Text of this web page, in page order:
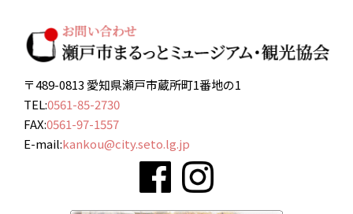
〒489-0813 愛知県瀬戸市蔵所町1番地の1
TEL:0561-85-2730
FAX:0561-97-1557
E-mail:kankou@city.seto.lg.jp